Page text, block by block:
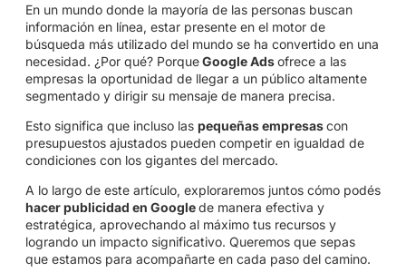
En un mundo donde la mayoría de las personas buscan
información en línea, estar presente en el motor de
búsqueda más utilizado del mundo se ha convertido en una
necesidad. ¿Por qué? PorqueGoogle Adsofrece a las
empresas la oportunidad de llegar a un público altamente
segmentado y dirigir su mensaje de manera precisa.
Esto significa que incluso las pequeñas empresascon
presupuestos ajustados pueden competir en igualdad de
condiciones con los gigantes del mercado.
A lo largo de este artículo, exploraremos juntos cómo podés
hacer publicidad en Googlede manera efectiva y
estratégica, aprovechando al máximo tus recursos y
logrando un impacto significativo. Queremos que sepas
que estamos para acompañarte en cada paso del camino.